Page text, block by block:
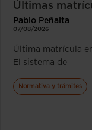
Últimas
Pablo Peñalta
07/08/2026
Última matrícula
El sistema de
Normativa y trámites